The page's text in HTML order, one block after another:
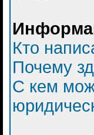
Кто
Почему
С кем